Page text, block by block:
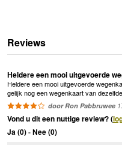
Reviews
Heldere een mooi uitgevoerde
Heldere een mooi uitgevoerde
gelijk nog een wegenkaart van
door Ron Pabbruwee
Vond u dit een nuttige review? (
Ja (0)-Nee (0)